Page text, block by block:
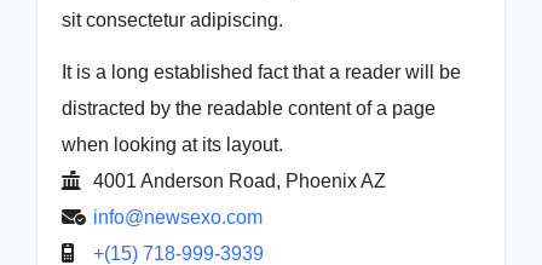
sit consectetur adipiscing.
It is a long established fact that a reader will be
distracted by the readable content of a page
when looking at its layout.
4001 Anderson Road, Phoenix AZ
info@newsexo.com
+(15) 718-999-3939